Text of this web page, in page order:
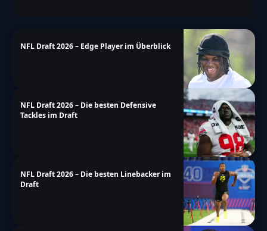
NFL Draft 2026 – Edge Player im Überblick
NFL Draft 2026 – Die besten Defensive
Tackles im Draft
NFL Draft 2026 – Die besten Linebacker im
Draft